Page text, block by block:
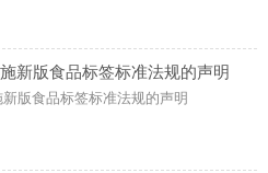
新版食品标签标准法规的声明
版食品标签标准法规的声明